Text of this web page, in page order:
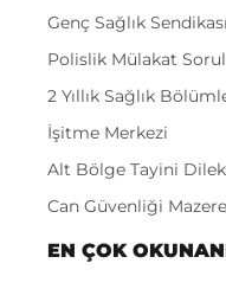
Genç Sağlık Sendikası
Polislik Mülakat
2 Yıllık Sağlık
İşitme Merkezi
Alt Bölge Tayini
Can Güvenliği
EN ÇOK